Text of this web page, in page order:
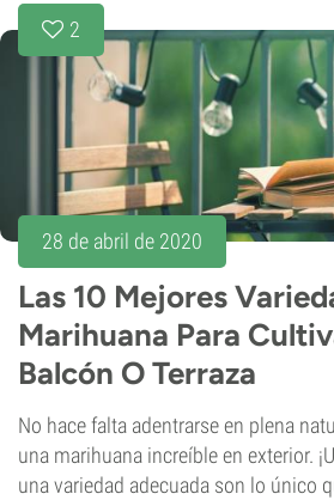
2
28 de abril de 2020
Las 10 Mejores
Marihuana Para
Balcón O Terraza
No hace falta adentrarse en plena
una marihuana increíble en exterior.
una variedad adecuada son lo único